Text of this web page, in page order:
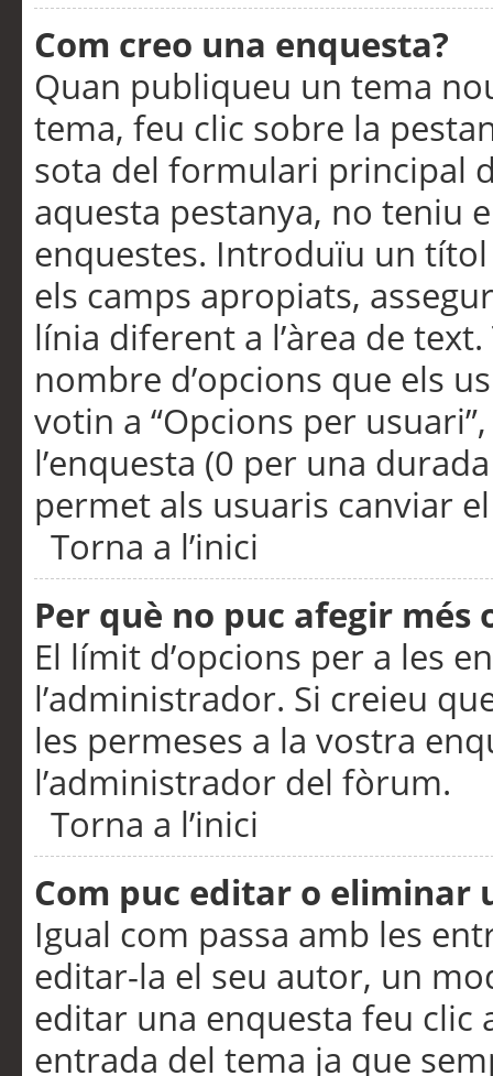
Com creo una enquesta?
Quan publiqueu un tema
tema, feu clic sobre la
sota del formulari principal
aquesta pestanya, no teniu
enquestes. Introduïu un
els camps apropiats,
línia diferent a l’àrea de
nombre d’opcions que els
votin a “Opcions per
l’enquesta (0 per una
permet als usuaris canviar
Torna a l’inici
Per què no puc afegir més
El límit d’opcions per a les
l’administrador. Si creieu
les permeses a la vostra
l’administrador del fòrum.
Torna a l’inici
Com puc editar o eliminar
Igual com passa amb les
editar-la el seu autor, un
editar una enquesta feu clic
entrada del tema ja que